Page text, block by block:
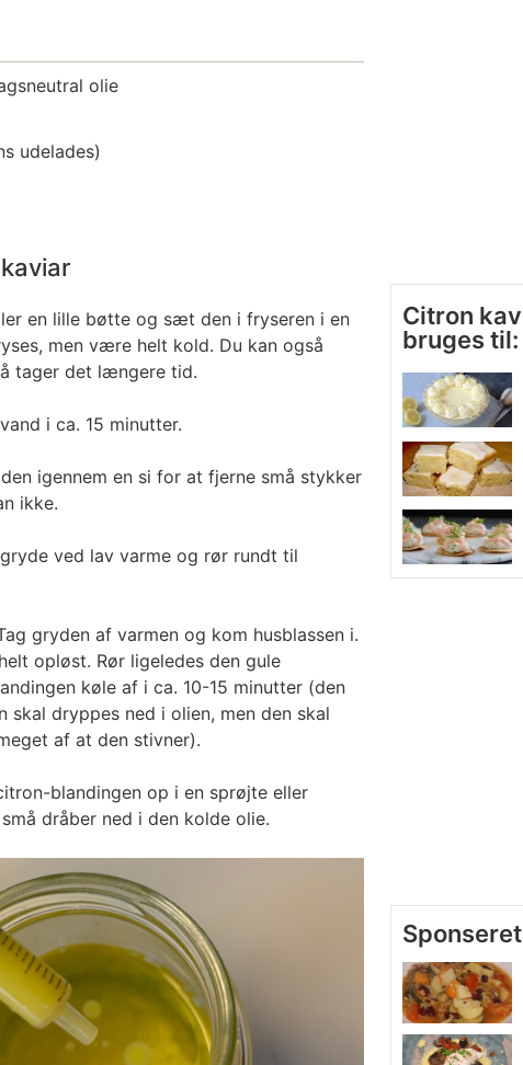
olie
udelades)
en lille bøtte og sæt den i fryseren i en
men være helt kold. Du kan også
tager det længere tid.
i ca. 15 minutter.
igennem en si for at fjerne små stykker
ikke.
ved lav varme og rør rundt til
gryden af varmen og kom husblassen i.
opløst. Rør ligeledes den gule
køle af i ca. 10-15 minutter (den
dryppes ned i olien, men den skal
af at den stivner).
blandingen op i en sprøjte eller
dråber ned i den kolde olie.
Citron
bruges til: